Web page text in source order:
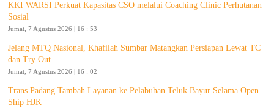
KKI WARSI Perkuat Kapasitas CSO melalui Coaching Clinic Perhutanan
Sosial
Jumat, 7 Agustus 2026 | 16 : 53
Jelang MTQ Nasional, Khafilah Sumbar Matangkan Persiapan Lewat TC
dan Try Out
Jumat, 7 Agustus 2026 | 16 : 02
Trans Padang Tambah Layanan ke Pelabuhan Teluk Bayur Selama Open
Ship HJK